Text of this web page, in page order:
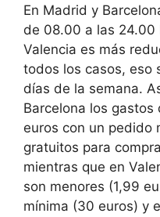
En Madrid y
de 08.00 a las 24.00
Valencia es más
todos los casos, eso
días de la semana.
Barcelona los
euros con un pedido
gratuitos para
mientras que en
son menores (1,99
mínima (30 euros) y